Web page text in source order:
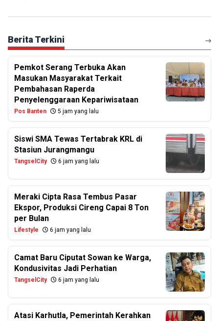
Berita Terkini
Pemkot Serang Terbuka Akan
Masukan Masyarakat Terkait
Pembahasan Raperda
Penyelenggaraan Kepariwisataan
Pos Banten 5 jam yang lalu
Siswi SMA Tewas Tertabrak KRL di
Stasiun Jurangmangu
TangselCity 6 jam yang lalu
Meraki Cipta Rasa Tembus Pasar
Ekspor, Produksi Cireng Capai 8 Ton
per Bulan
Lifestyle 6 jam yang lalu
Camat Baru Ciputat Sowan ke Warga,
Kondusivitas Jadi Perhatian
TangselCity 6 jam yang lalu
Atasi Karhutla, Pemerintah Kerahkan